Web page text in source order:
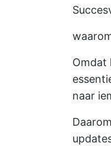
Omdat
naar